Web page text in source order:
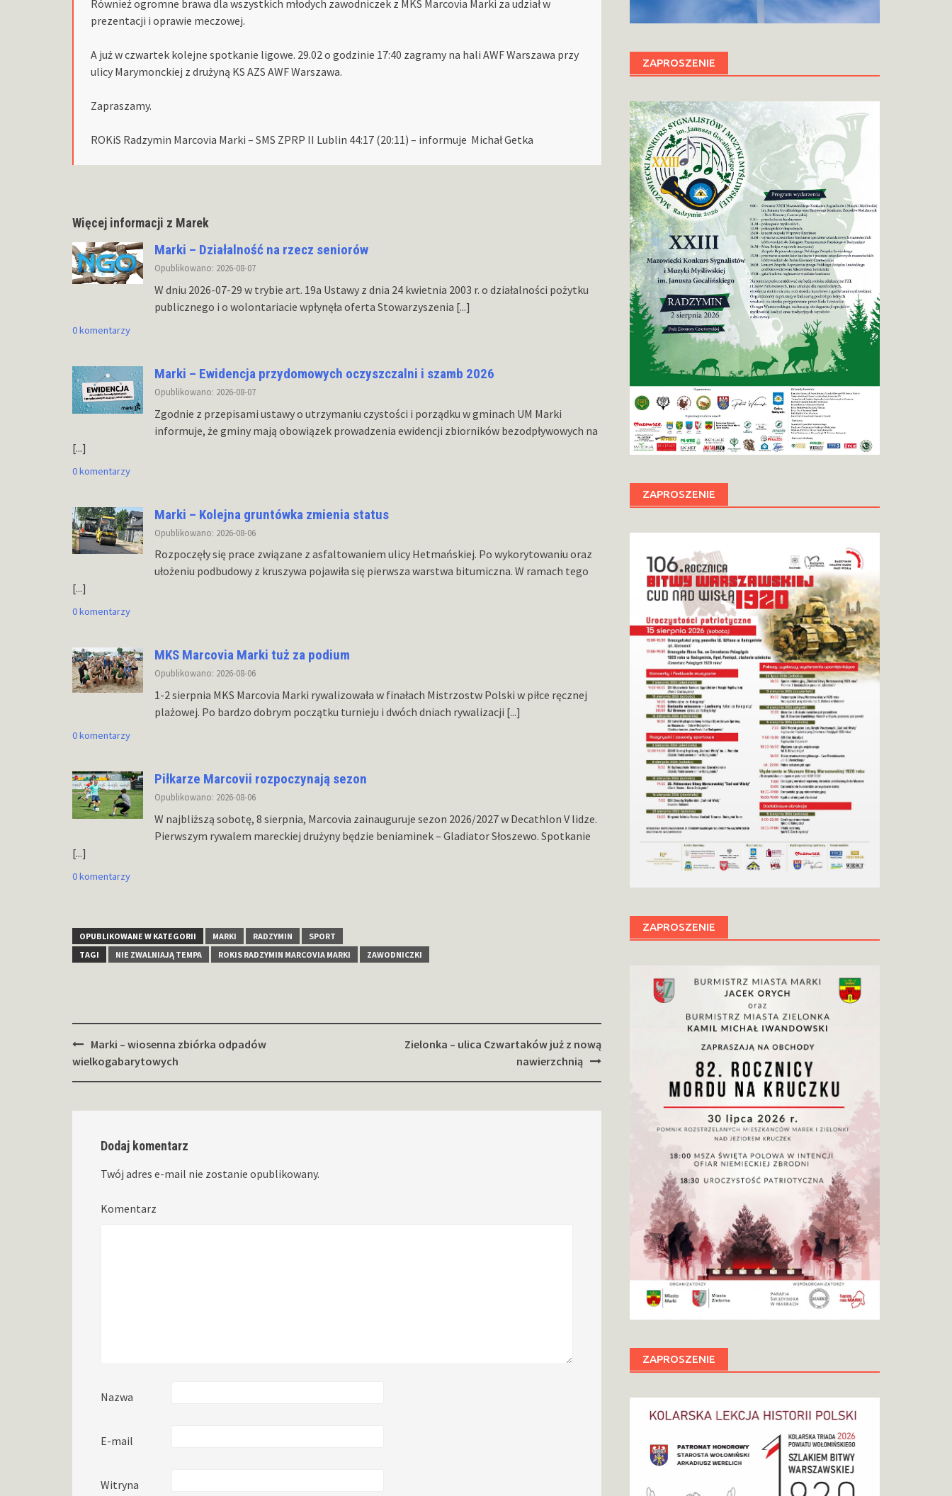
Również ogromne brawa dla wszystkich młodych zawodniczek z MKS Marcovia Marki za udział w
prezentacji i oprawie meczowej.
A już w czwartek kolejne spotkanie ligowe. 29.02 o godzinie 17:40 zagramy na hali AWF Warszawa przy
ulicy Marymonckiej z drużyną KS AZS AWF Warszawa.
Zapraszamy.
ROKiS Radzymin Marcovia Marki – SMS ZPRP II Lublin 44:17 (20:11) – informuje Michał Getka
Więcej informacji z Marek
Marki – Działalność na rzecz seniorów
Opublikowano: 2026-08-07
W dniu 2026-07-29 w trybie art. 19a Ustawy z dnia 24 kwietnia 2003 r. o działalności pożytku
publicznego i o wolontariacie wpłynęła oferta Stowarzyszenia [...]
0 komentarzy
Marki – Ewidencja przydomowych oczyszczalni i szamb 2026
Opublikowano: 2026-08-07
Zgodnie z przepisami ustawy o utrzymaniu czystości i porządku w gminach UM Marki
informuje, że gminy mają obowiązek prowadzenia ewidencji zbiorników bezodpływowych na
[...]
0 komentarzy
Marki – Kolejna gruntówka zmienia status
Opublikowano: 2026-08-06
Rozpoczęły się prace związane z asfaltowaniem ulicy Hetmańskiej. Po wykorytowaniu oraz
ułożeniu podbudowy z kruszywa pojawiła się pierwsza warstwa bitumiczna. W ramach tego
[...]
0 komentarzy
MKS Marcovia Marki tuż za podium
Opublikowano: 2026-08-06
1-2 sierpnia MKS Marcovia Marki rywalizowała w finałach Mistrzostw Polski w piłce ręcznej
plażowej. Po bardzo dobrym początku turnieju i dwóch dniach rywalizacji [...]
0 komentarzy
Piłkarze Marcovii rozpoczynają sezon
Opublikowano: 2026-08-06
W najbliższą sobotę, 8 sierpnia, Marcovia zainauguruje sezon 2026/2027 w Decathlon V lidze.
Pierwszym rywalem mareckiej drużyny będzie beniaminek – Gladiator Słoszewo. Spotkanie
[...]
0 komentarzy
OPUBLIKOWANE W KATEGORII MARKI RADZYMIN
SPORT
TAGI
NIE ZWALNIAJĄ TEMPA ROKIS RADZYMIN MARCOVIA MARKI ZAWODNICZKI
Zobacz
wpisy
Marki – wiosenna zbiórka odpadów
wielkogabarytowych
Zielonka – ulica Czwartaków już z nową
nawierzchnią
Dodaj komentarz
Twój adres e-mail nie zostanie opublikowany.
Komentarz
Nazwa
E-mail
Witryna
ZAPROSZENIE
ZAPROSZENIE
ZAPROSZENIE
ZAPROSZENIE